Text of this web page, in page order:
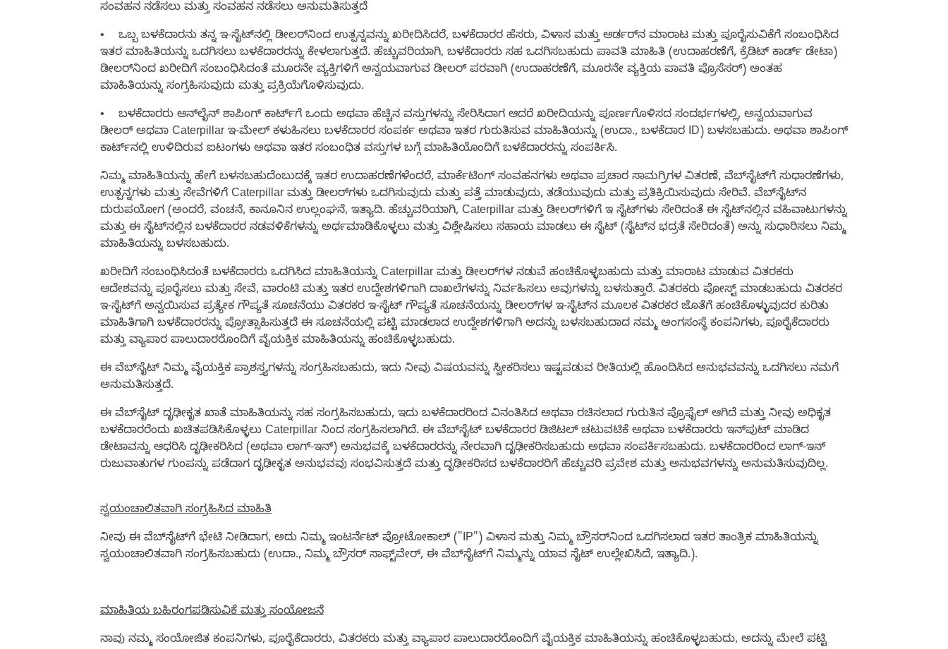
ಸಂವಹನ ನಡೆಸಲು ಮತ್ತು ಸಂವಹನ ನಡೆಸಲು ಅನುಮತಿಸುತ್ತದೆ
•
ಒಬ್ಬ ಬಳಕೆದಾರನು ತನ್ನ ಇ-ಸೈಟ್‌ನಲ್ಲಿ ಡೀಲರ್‌ನಿಂದ ಉತ್ಪನ್ನವನ್ನು ಖರೀದಿಸಿದರೆ, ಬಳಕೆದಾರರ ಹೆಸರು, ವಿಳಾಸ ಮತ್ತು ಆರ್ಡರ್‌ನ ಮಾರಾಟ ಮತ್ತು ಪೂರೈಸುವಿಕೆಗೆ ಸಂಬಂಧಿಸಿದ
ಇತರ ಮಾಹಿತಿಯನ್ನು ಒದಗಿಸಲು ಬಳಕೆದಾರರನ್ನು ಕೇಳಲಾಗುತ್ತದೆ. ಹೆಚ್ಚುವರಿಯಾಗಿ, ಬಳಕೆದಾರರು ಸಹ ಒದಗಿಸಬಹುದು ಪಾವತಿ ಮಾಹಿತಿ (ಉದಾಹರಣೆಗೆ, ಕ್ರೆಡಿಟ್ ಕಾರ್ಡ್ ಡೇಟಾ)
ಡೀಲರ್‌ನಿಂದ ಖರೀದಿಗೆ ಸಂಬಂಧಿಸಿದಂತೆ ಮೂರನೇ ವ್ಯಕ್ತಿಗಳಿಗೆ ಅನ್ವಯವಾಗುವ ಡೀಲರ್ ಪರವಾಗಿ (ಉದಾಹರಣೆಗೆ, ಮೂರನೇ ವ್ಯಕ್ತಿಯ ಪಾವತಿ ಪ್ರೊಸೆಸರ್) ಅಂತಹ
ಮಾಹಿತಿಯನ್ನು ಸಂಗ್ರಹಿಸುವುದು ಮತ್ತು ಪ್ರಕ್ರಿಯೆಗೊಳಿಸುವುದು.
•
ಬಳಕೆದಾರರು ಆನ್‌ಲೈನ್ ಶಾಪಿಂಗ್ ಕಾರ್ಟ್‌ಗೆ ಒಂದು ಅಥವಾ ಹೆಚ್ಚಿನ ವಸ್ತುಗಳನ್ನು ಸೇರಿಸಿದಾಗ ಆದರೆ ಖರೀದಿಯನ್ನು ಪೂರ್ಣಗೊಳಿಸದ ಸಂದರ್ಭಗಳಲ್ಲಿ, ಅನ್ವಯವಾಗುವ
ಡೀಲರ್ ಅಥವಾ Caterpillar ಇ-ಮೇಲ್ ಕಳುಹಿಸಲು ಬಳಕೆದಾರರ ಸಂಪರ್ಕ ಅಥವಾ ಇತರ ಗುರುತಿಸುವ ಮಾಹಿತಿಯನ್ನು (ಉದಾ., ಬಳಕೆದಾರ ID) ಬಳಸಬಹುದು. ಅಥವಾ ಶಾಪಿಂಗ್
ಕಾರ್ಟ್‌ನಲ್ಲಿ ಉಳಿದಿರುವ ಐಟಂಗಳು ಅಥವಾ ಇತರ ಸಂಬಂಧಿತ ವಸ್ತುಗಳ ಬಗ್ಗೆ ಮಾಹಿತಿಯೊಂದಿಗೆ ಬಳಕೆದಾರರನ್ನು ಸಂಪರ್ಕಿಸಿ.
ನಿಮ್ಮ ಮಾಹಿತಿಯನ್ನು ಹೇಗೆ ಬಳಸಬಹುದೆಂಬುದಕ್ಕೆ ಇತರ ಉದಾಹರಣೆಗಳೆಂದರೆ, ಮಾರ್ಕೆಟಿಂಗ್ ಸಂವಹನಗಳು ಅಥವಾ ಪ್ರಚಾರ ಸಾಮಗ್ರಿಗಳ ವಿತರಣೆ, ವೆಬ್‌ಸೈಟ್‌ಗೆ ಸುಧಾರಣೆಗಳು,
ಉತ್ಪನ್ನಗಳು ಮತ್ತು ಸೇವೆಗಳಿಗೆ Caterpillar ಮತ್ತು ಡೀಲರ್‌ಗಳು ಒದಗಿಸುವುದು ಮತ್ತು ಪತ್ತೆ ಮಾಡುವುದು, ತಡೆಯುವುದು ಮತ್ತು ಪ್ರತಿಕ್ರಿಯಿಸುವುದು ಸೇರಿವೆ. ವೆಬ್‌ಸೈಟ್‌ನ
ದುರುಪಯೋಗ (ಅಂದರೆ, ವಂಚನೆ, ಕಾನೂನಿನ ಉಲ್ಲಂಘನೆ, ಇತ್ಯಾದಿ. ಹೆಚ್ಚುವರಿಯಾಗಿ, Caterpillar ಮತ್ತು ಡೀಲರ್‌ಗಳಿಗೆ ಇ ಸೈಟ್‌ಗಳು ಸೇರಿದಂತೆ ಈ ಸೈಟ್‌ನಲ್ಲಿನ ವಹಿವಾಟುಗಳನ್ನು
ಮತ್ತು ಈ ಸೈಟ್‌ನಲ್ಲಿನ ಬಳಕೆದಾರರ ನಡವಳಿಕೆಗಳನ್ನು ಅರ್ಥಮಾಡಿಕೊಳ್ಳಲು ಮತ್ತು ವಿಶ್ಲೇಷಿಸಲು ಸಹಾಯ ಮಾಡಲು ಈ ಸೈಟ್ (ಸೈಟ್‌ನ ಭದ್ರತೆ ಸೇರಿದಂತೆ) ಅನ್ನು ಸುಧಾರಿಸಲು ನಿಮ್ಮ
ಮಾಹಿತಿಯನ್ನು ಬಳಸಬಹುದು.
ಖರೀದಿಗೆ ಸಂಬಂಧಿಸಿದಂತೆ ಬಳಕೆದಾರರು ಒದಗಿಸಿದ ಮಾಹಿತಿಯನ್ನು Caterpillar ಮತ್ತು ಡೀಲರ್‌ಗಳ ನಡುವೆ ಹಂಚಿಕೊಳ್ಳಬಹುದು ಮತ್ತು ಮಾರಾಟ ಮಾಡುವ ವಿತರಕರು
ಆದೇಶವನ್ನು ಪೂರೈಸಲು ಮತ್ತು ಸೇವೆ, ವಾರಂಟಿ ಮತ್ತು ಇತರ ಉದ್ದೇಶಗಳಿಗಾಗಿ ದಾಖಲೆಗಳನ್ನು ನಿರ್ವಹಿಸಲು ಅವುಗಳನ್ನು ಬಳಸುತ್ತಾರೆ. ವಿತರಕರು ಪೋಸ್ಟ್ ಮಾಡಬಹುದು ವಿತರಕರ
ಇ-ಸೈಟ್‌ಗೆ ಅನ್ವಯಿಸುವ ಪ್ರತ್ಯೇಕ ಗೌಪ್ಯತೆ ಸೂಚನೆಯು ವಿತರಕರ ಇ-ಸೈಟ್ ಗೌಪ್ಯತೆ ಸೂಚನೆಯನ್ನು ಡೀಲರ್‌ಗಳ ಇ-ಸೈಟ್‌ನ ಮೂಲಕ ವಿತರಕರ ಜೊತೆಗೆ ಹಂಚಿಕೊಳ್ಳುವುದರ ಕುರಿತು
ಮಾಹಿತಿಗಾಗಿ ಬಳಕೆದಾರರನ್ನು ಪ್ರೋತ್ಸಾಹಿಸುತ್ತದೆ ಈ ಸೂಚನೆಯಲ್ಲಿ ಪಟ್ಟಿ ಮಾಡಲಾದ ಉದ್ದೇಶಗಳಿಗಾಗಿ ಅದನ್ನು ಬಳಸಬಹುದಾದ ನಮ್ಮ ಅಂಗಸಂಸ್ಥೆ ಕಂಪನಿಗಳು, ಪೂರೈಕೆದಾರರು
ಮತ್ತು ವ್ಯಾಪಾರ ಪಾಲುದಾರರೊಂದಿಗೆ ವೈಯಕ್ತಿಕ ಮಾಹಿತಿಯನ್ನು ಹಂಚಿಕೊಳ್ಳಬಹುದು.
ಈ ವೆಬ್‌ಸೈಟ್ ನಿಮ್ಮ ವೈಯಕ್ತಿಕ ಪ್ರಾಶಸ್ತ್ಯಗಳನ್ನು ಸಂಗ್ರಹಿಸಬಹುದು, ಇದು ನೀವು ವಿಷಯವನ್ನು ಸ್ವೀಕರಿಸಲು ಇಷ್ಟಪಡುವ ರೀತಿಯಲ್ಲಿ ಹೊಂದಿಸಿದ ಅನುಭವವನ್ನು ಒದಗಿಸಲು ನಮಗೆ
ಅನುಮತಿಸುತ್ತದೆ.
ಈ ವೆಬ್‌ಸೈಟ್ ದೃಢೀಕೃತ ಖಾತೆ ಮಾಹಿತಿಯನ್ನು ಸಹ ಸಂಗ್ರಹಿಸಬಹುದು, ಇದು ಬಳಕೆದಾರರಿಂದ ವಿನಂತಿಸಿದ ಅಥವಾ ರಚಿಸಲಾದ ಗುರುತಿನ ಪ್ರೊಫೈಲ್ ಆಗಿದೆ ಮತ್ತು ನೀವು ಅಧಿಕೃತ
ಬಳಕೆದಾರರೆಂದು ಖಚಿತಪಡಿಸಿಕೊಳ್ಳಲು Caterpillar ನಿಂದ ಸಂಗ್ರಹಿಸಲಾಗಿದೆ. ಈ ವೆಬ್‌ಸೈಟ್ ಬಳಕೆದಾರರ ಡಿಜಿಟಲ್ ಚಟುವಟಿಕೆ ಅಥವಾ ಬಳಕೆದಾರರು ಇನ್‌ಪುಟ್ ಮಾಡಿದ
ಡೇಟಾವನ್ನು ಆಧರಿಸಿ ದೃಢೀಕರಿಸಿದ (ಅಥವಾ ಲಾಗ್-ಇನ್) ಅನುಭವಕ್ಕೆ ಬಳಕೆದಾರರನ್ನು ನೇರವಾಗಿ ದೃಢೀಕರಿಸಬಹುದು ಅಥವಾ ಸಂಪರ್ಕಿಸಬಹುದು. ಬಳಕೆದಾರರಿಂದ ಲಾಗ್-ಇನ್
ರುಜುವಾತುಗಳ ಗುಂಪನ್ನು ಪಡೆದಾಗ ದೃಢೀಕೃತ ಅನುಭವವು ಸಂಭವಿಸುತ್ತದೆ ಮತ್ತು ದೃಢೀಕರಿಸದ ಬಳಕೆದಾರರಿಗೆ ಹೆಚ್ಚುವರಿ ಪ್ರವೇಶ ಮತ್ತು ಅನುಭವಗಳನ್ನು ಅನುಮತಿಸುವುದಿಲ್ಲ.
ಸ್ವಯಂಚಾಲಿತವಾಗಿ ಸಂಗ್ರಹಿಸಿದ ಮಾಹಿತಿ
ನೀವು ಈ ವೆಬ್‌ಸೈಟ್‌ಗೆ ಭೇಟಿ ನೀಡಿದಾಗ, ಅದು ನಿಮ್ಮ ಇಂಟರ್ನೆಟ್ ಪ್ರೋಟೋಕಾಲ್ ("IP") ವಿಳಾಸ ಮತ್ತು ನಿಮ್ಮ ಬ್ರೌಸರ್‌ನಿಂದ ಒದಗಿಸಲಾದ ಇತರ ತಾಂತ್ರಿಕ ಮಾಹಿತಿಯನ್ನು
ಸ್ವಯಂಚಾಲಿತವಾಗಿ ಸಂಗ್ರಹಿಸಬಹುದು (ಉದಾ., ನಿಮ್ಮ ಬ್ರೌಸರ್ ಸಾಫ್ಟ್‌ವೇರ್, ಈ ವೆಬ್‌ಸೈಟ್‌ಗೆ ನಿಮ್ಮನ್ನು ಯಾವ ಸೈಟ್ ಉಲ್ಲೇಖಿಸಿದೆ, ಇತ್ಯಾದಿ.).
ಮಾಹಿತಿಯ ಬಹಿರಂಗಪಡಿಸುವಿಕೆ ಮತ್ತು ಸಂಯೋಜನೆ
ನಾವು ನಮ್ಮ ಸಂಯೋಜಿತ ಕಂಪನಿಗಳು, ಪೂರೈಕೆದಾರರು, ವಿತರಕರು ಮತ್ತು ವ್ಯಾಪಾರ ಪಾಲುದಾರರೊಂದಿಗೆ ವೈಯಕ್ತಿಕ ಮಾಹಿತಿಯನ್ನು ಹಂಚಿಕೊಳ್ಳಬಹುದು, ಅದನ್ನು ಮೇಲೆ ಪಟ್ಟಿ